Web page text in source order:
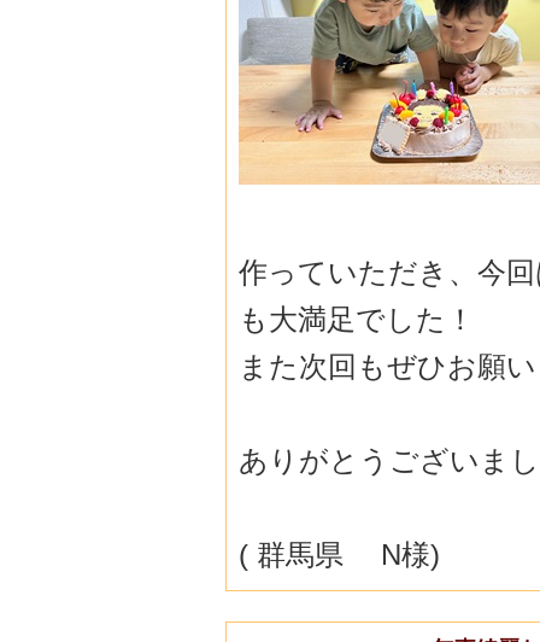
作っていただき、 今
も大満足でした！
また次回もぜひお願
ありがとうございま
( 群馬県 N様)